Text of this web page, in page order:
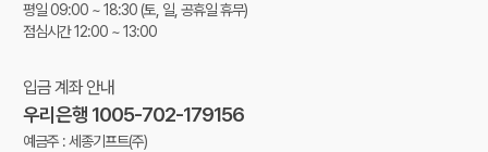
평일 09:00 ~ 18:30(토, 일, 공휴일 휴무)
점심시간 12:00 ~ 13:00
입금 계좌 안내
우리은행 1005-702-179156
예금주 : 세종기프트(주)